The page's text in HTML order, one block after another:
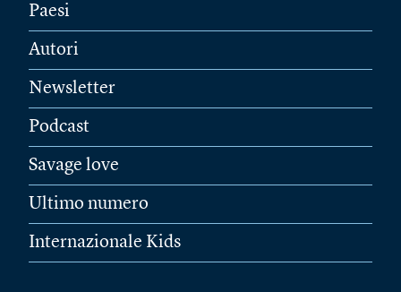
Paesi
Autori
Newsletter
Podcast
Savage love
Ultimo numero
Internazionale Kids